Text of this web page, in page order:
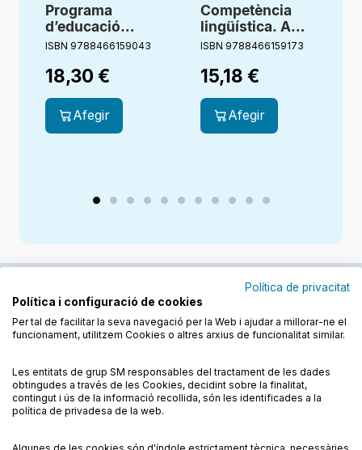
Programa
d’educació
emocional. 4
Inside. Cruilla
ISBN 9788466159043
18,30 €
Afegir
Competència
lingüística. A
prova 6.
catalana. 6
Primària
ISBN 9788466159173
15,18 €
Afegir
Política de privacitat
Política i configuració de cookies
Per tal de facilitar la seva navegació per la Web i ajudar a millorar-ne el
funcionament, utilitzem Cookies o altres arxius de funcionalitat similar.
Les entitats de grup SM responsables del tractament de les dades
obtingudes a través de les Cookies, decidint sobre la finalitat,
contingut i ús de la informació recollida, són les identificades a la
política de privadesa de la web.